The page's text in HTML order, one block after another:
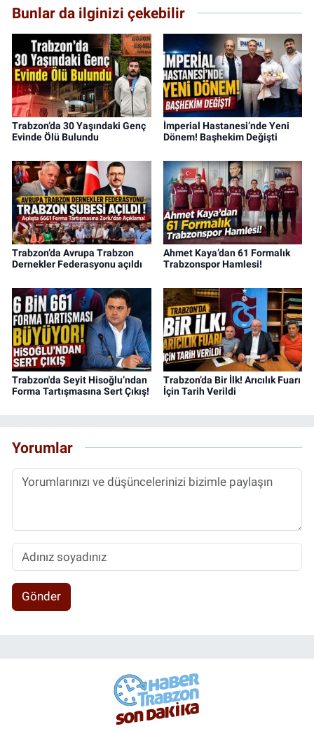
Bunlar da ilginizi çekebilir
Trabzon’da 30 Yaşındaki Genç
Evinde Ölü Bulundu
İmperial Hastanesi’nde Yeni
Dönem! Başhekim Değişti
Trabzon’da Avrupa Trabzon
Dernekler Federasyonu açıldı
Ahmet Kaya’dan 61 Formalık
Trabzonspor Hamlesi!
Trabzon'da Seyit Hisoğlu’ndan
Forma Tartışmasına Sert Çıkış!
Trabzon’da Bir İlk! Arıcılık Fuarı
İçin Tarih Verildi
Yorumlar
Gönder